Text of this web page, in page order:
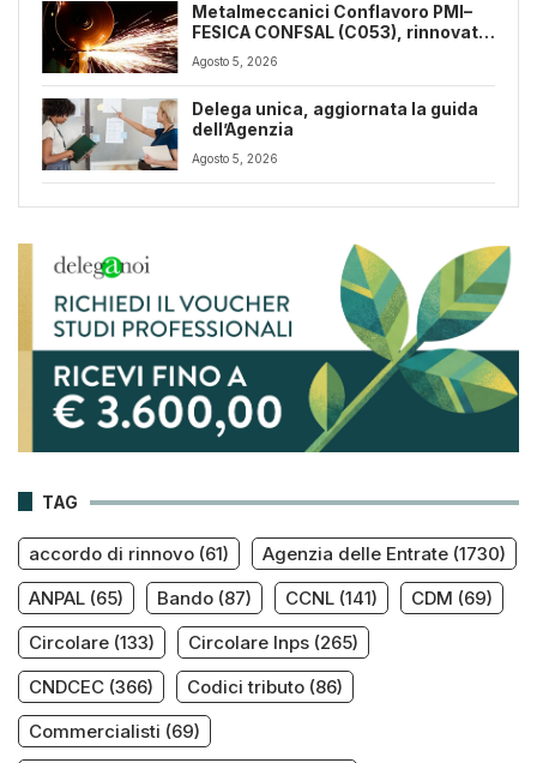
Metalmeccanici Conflavoro PMI–
FESICA CONFSAL (C053), rinnovato
il CCNL 2026-2029: rafforzate
tutele e flessibilità organizzativa
Agosto 5, 2026
Delega unica, aggiornata la guida
dell’Agenzia
Agosto 5, 2026
TAG
accordo di rinnovo (61) Agenzia delle Entrate (1730)
ANPAL (65) Bando (87) CCNL (141) CDM (69)
Circolare (133) Circolare Inps (265)
CNDCEC (366) Codici tributo (86)
Commercialisti (69)